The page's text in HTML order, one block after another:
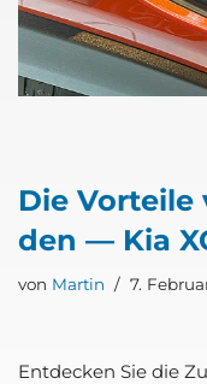
Die
den — Kia
von Martin 7.
Ent­de­cken Sie die